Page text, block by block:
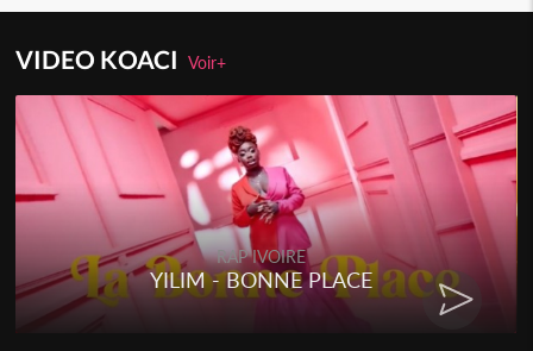
VIDEO KOACIVoir+
RAP IVOIRE
YILIM - BONNE PLACE